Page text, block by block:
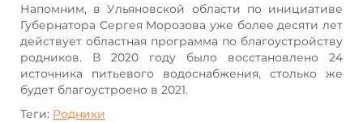
Напомним, в Ульяновской области по инициативе
Губернатора Сергея Морозова уже более десяти лет
действует областная программа по благоустройству
родников. В 2020 году было восстановлено 24
источника питьевого водоснабжения, столько же
будет благоустроено в 2021.
Теги: Родники